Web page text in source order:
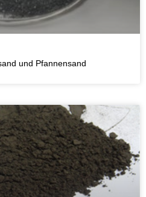
und Pfannensand